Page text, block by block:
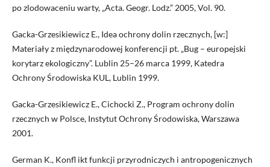
po zlodowaceniu warty, „Acta. Geogr. Lodz.” 2005, Vol. 90.
Gacka-Grzesikiewicz E., Idea ochrony dolin rzecznych, [w:]
Materiały z międzynarodowej konferencji pt. „Bug – europejski
korytarz ekologiczny”. Lublin 25–26 marca 1999, Katedra
Ochrony Środowiska KUL, Lublin 1999.
Gacka-Grzesikiewicz E., Cichocki Z., Program ochrony dolin
rzecznych w Polsce, Instytut Ochrony Środowiska, Warszawa
2001.
German K., Konfl ikt funkcji przyrodniczych i antropogenicznych